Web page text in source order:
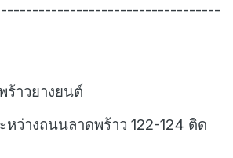
ร้าวยางยนต์
หว่างถนนลาดพร้าว 122-124 ติด